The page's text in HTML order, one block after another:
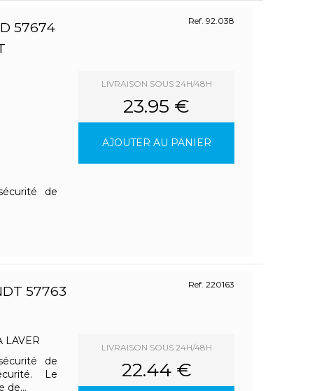
57674
Ref. 92.038
de
LIVRAISON SOUS 24H/48H
23.95 €
AJOUTER AU PANIER
57763
Ref. 220163
LAVER
de
Le
de...
LIVRAISON SOUS 24H/48H
22.44 €